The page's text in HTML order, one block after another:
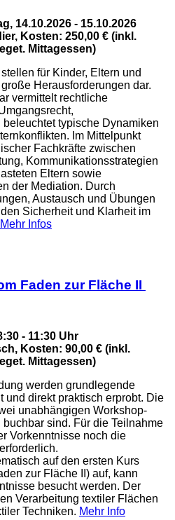
14.10.2026 - 15.10.2026
Kosten: 250,00 € (inkl.
Mittagessen)
für Kinder, Eltern und
Herausforderungen dar.
vermittelt rechtliche
beleuchtet typische Dynamiken
Im Mittelpunkt
Fachkräfte zwischen
Kommunikationsstrategien
Eltern sowie
der Mediation. Durch
Austausch und Übungen
Sicherheit und Klarheit im
Mehr Infos
Faden zur Fläche II
- 11:30 Uhr
Kosten: 90,00 € (inkl.
Mittagessen)
werden grundlegende
und direkt praktisch erprobt. Die
unabhängigen Workshop-
sind. Für die Teilnahme
Vorkenntnisse noch die
auf den ersten Kurs
zur Fläche II) auf, kann
besucht werden. Der
Verarbeitung textiler Flächen
Techniken. Mehr Info